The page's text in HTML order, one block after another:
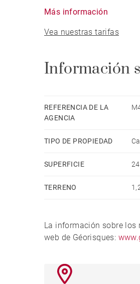
Más información
Vea nuestras tarifas
Información
REFERENCIA DE LA
AGENCIA
TIPO DE PROPIEDAD
SUPERFICIE
TERRENO
La información sobre los
web de Géorisques: